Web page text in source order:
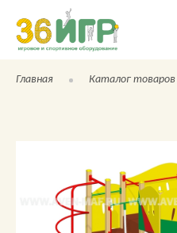
Главная Каталог товаров